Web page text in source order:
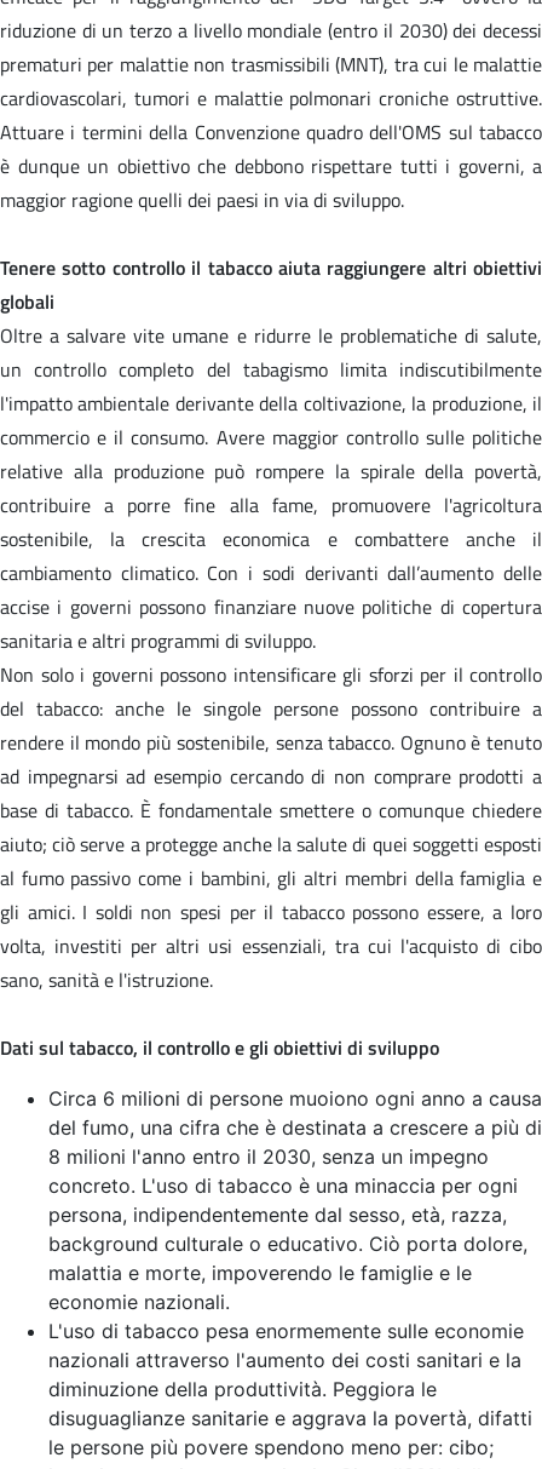
riduzione di un terzo a livello mondiale (entro il 2030) dei decessi
prematuri per malattie non trasmissibili (MNT), tra cui le malattie
cardiovascolari, tumori e malattie polmonari croniche ostruttive.
Attuare i termini della Convenzione quadro dell'OMS sul tabacco
è dunque un obiettivo che debbono rispettare tutti i governi, a
maggior ragione quelli dei paesi in via di sviluppo.
Tenere sotto controllo il tabacco aiuta raggiungere altri obiettivi
globali
Oltre a salvare vite umane e ridurre le problematiche di salute,
un controllo completo del tabagismo limita indiscutibilmente
l'impatto ambientale derivante della coltivazione, la produzione, il
commercio e il consumo. Avere maggior controllo sulle politiche
relative alla produzione può rompere la spirale della povertà,
contribuire a porre fine alla fame, promuovere l'agricoltura
sostenibile, la crescita economica e combattere anche il
cambiamento climatico. Con i sodi derivanti dall’aumento delle
accise i governi possono finanziare nuove politiche di copertura
sanitaria e altri programmi di sviluppo.
Non solo i governi possono intensificare gli sforzi per il controllo
del tabacco: anche le singole persone possono contribuire a
rendere il mondo più sostenibile, senza tabacco. Ognuno è tenuto
ad impegnarsi ad esempio cercando di non comprare prodotti a
base di tabacco. È fondamentale smettere o comunque chiedere
aiuto; ciò serve a protegge anche la salute di quei soggetti esposti
al fumo passivo come i bambini, gli altri membri della famiglia e
gli amici. I soldi non spesi per il tabacco possono essere, a loro
volta, investiti per altri usi essenziali, tra cui l'acquisto di cibo
sano, sanità e l'istruzione.
Dati sul tabacco, il controllo e gli obiettivi di sviluppo
Circa 6 milioni di persone muoiono ogni anno a causa
del fumo, una cifra che è destinata a crescere a più di
8 milioni l'anno entro il 2030, senza un impegno
concreto. L'uso di tabacco è una minaccia per ogni
persona, indipendentemente dal sesso, età, razza,
background culturale o educativo. Ciò porta dolore,
malattia e morte, impoverendo le famiglie e le
economie nazionali.
L'uso di tabacco pesa enormemente sulle economie
nazionali attraverso l'aumento dei costi sanitari e la
diminuzione della produttività. Peggiora le
disuguaglianze sanitarie e aggrava la povertà, difatti
le persone più povere spendono meno per: cibo;